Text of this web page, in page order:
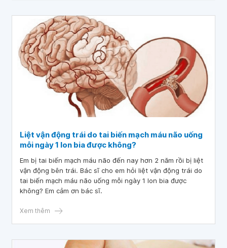
Liệt vận động trái do tai biến mạch máu não uống
mỗi ngày 1 lon bia được không?
Em bị tai biến mạch máu não đến nay hơn 2 năm rồi bị liệt
vận động bên trái. Bác sĩ cho em hỏi liệt vận động trái do
tai biến mạch máu não uống mỗi ngày 1 lon bia được
không? Em cảm ơn bác sĩ.
Xem thêm